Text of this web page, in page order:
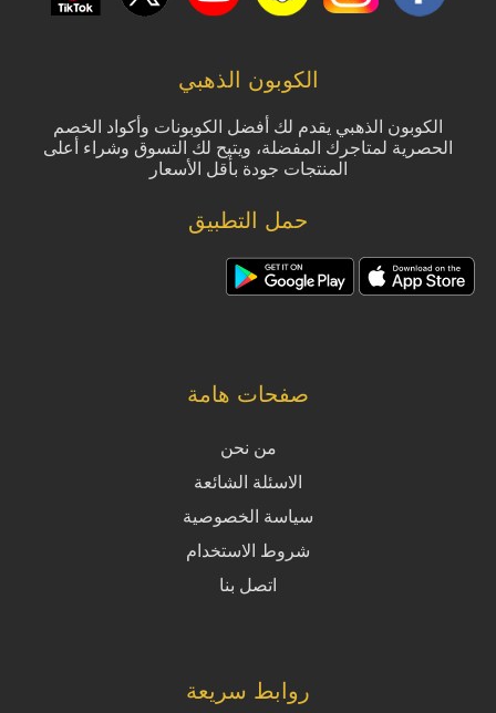
الكوبون الذهبي
الكوبون الذهبي يقدم لك أفضل الكوبونات وأكواد الخصم
الحصرية لمتاجرك المفضلة، ويتيح لك التسوق وشراء أعلى
المنتجات جودة بأقل الأسعار
حمل التطبيق
صفحات هامة
من نحن
الاسئلة الشائعة
سياسة الخصوصية
شروط الاستخدام
اتصل بنا
روابط سريعة